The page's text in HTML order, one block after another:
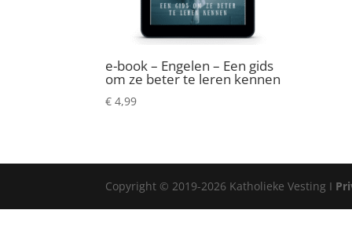
e-book – Engelen – Een gids
om ze beter te leren kennen
€ 4,99
Copyright © 2019-2026 Katholieke Vesting I